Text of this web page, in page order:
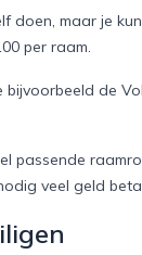
doen, maar je
per raam.
de
passende
veel geld